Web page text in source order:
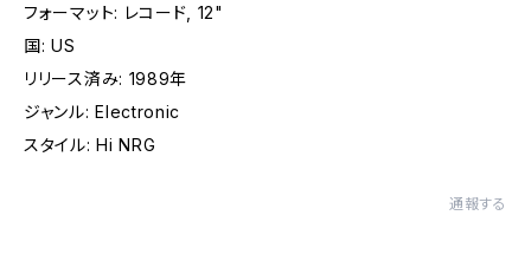
フォーマット: レコード, 12"
国: US
リリース済み: 1989年
ジャンル: Electronic
スタイル: Hi NRG
通報する